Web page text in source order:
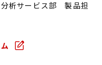
析サービス部 製品担